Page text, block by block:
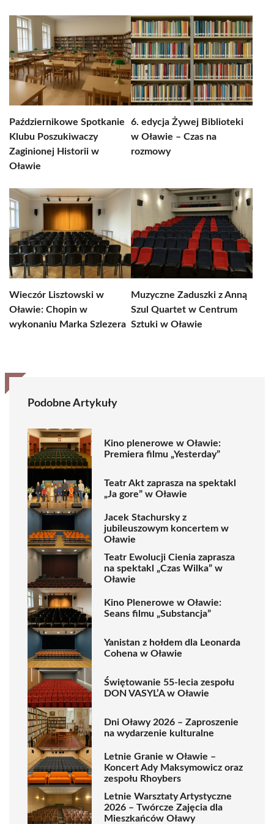
Październikowe Spotkanie
Klubu Poszukiwaczy
Zaginionej Historii w
Oławie
6. edycja Żywej Biblioteki
w Oławie – Czas na
rozmowy
Wieczór Lisztowski w
Oławie: Chopin w
wykonaniu Marka Szlezera
Muzyczne Zaduszki z Anną
Szul Quartet w Centrum
Sztuki w Oławie
Podobne Artykuły
Kino plenerowe w Oławie:
Premiera filmu „Yesterday”
Teatr Akt zaprasza na spektakl
„Ja gore” w Oławie
Jacek Stachursky z
jubileuszowym koncertem w
Oławie
Teatr Ewolucji Cienia zaprasza
na spektakl „Czas Wilka” w
Oławie
Kino Plenerowe w Oławie:
Seans filmu „Substancja”
Yanistan z hołdem dla Leonarda
Cohena w Oławie
Świętowanie 55-lecia zespołu
DON VASYL’A w Oławie
Dni Oławy 2026 – Zaproszenie
na wydarzenie kulturalne
Letnie Granie w Oławie –
Koncert Ady Maksymowicz oraz
zespołu Rhoybers
Letnie Warsztaty Artystyczne
2026 – Twórcze Zajęcia dla
Mieszkańców Oławy